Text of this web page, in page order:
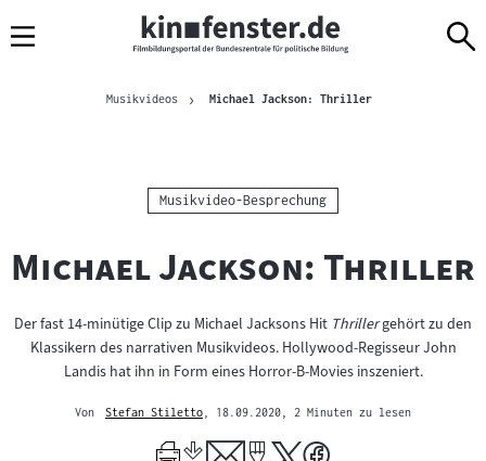
Navigation
zum
zur
Brotkrümelnavigation
Musikvideos Michael Jackson: ThrillerAktuelle Seite
Kategorie:
Musikvideo-Besprechung
"
Michael Jackson: Thriller
Der fast 14-minütige Clip zu Michael Jacksons Hit Thrillergehört zu den
Klassikern des narrativen Musikvideos. Hollywood-Regisseur John
Landis hat ihn in Form eines Horror-B-Movies inszeniert.
Von
Stefan Stiletto
zum
Author
, 18.09.2020 , 2 Minuten zu lesen